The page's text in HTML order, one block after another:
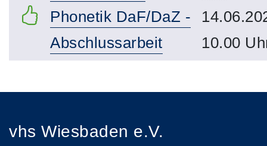
Phonetik DaF/DaZ -
Abschlussarbeit
10.00
vhs Wiesbaden e.V.